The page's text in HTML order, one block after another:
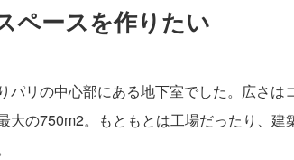
ペースを作りたい
リの中心部にある地下室でした。広さは
大の750m2。もともとは工場だったり、建